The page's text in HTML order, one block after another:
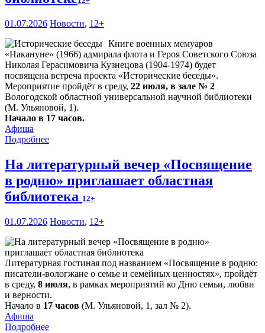
01.07.2026 Новости, 12+
Книге военных мемуаров
«Накануне» (1966) адмирала флота и Героя Советского Союза
Николая Герасимовича Кузнецова (1904-1974) будет
посвящена встреча проекта «Исторические беседы».
Мероприятие пройдёт в среду, 22 июля, в зале № 2
Вологодской областной универсальной научной библиотеки
(М. Ульяновой, 1).
Начало в 17 часов.
Афиша
Подробнее
На литературный вечер «Посвящение
в родню» приглашает областная
библиотека 12+
01.07.2026 Новости, 12+
Литературная гостиная под названием «Посвящение в родню:
писатели-вологжане о семье и семейных ценностях», пройдёт
в среду, 8 июля, в рамках мероприятий ко Дню семьи, любви
и верности.
Начало в 17 часов (М. Ульяновой, 1, зал № 2).
Афиша
Подробнее